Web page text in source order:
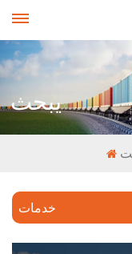
يبحث
خدمات